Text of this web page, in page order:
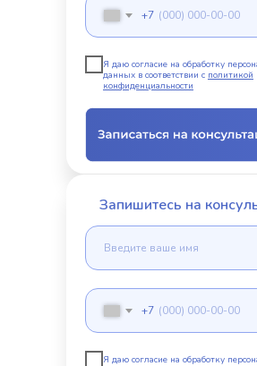
+7
Я даю согласие на обработку
данных в соответствии с политикой
конфиденциальности
Запишитесь на
+7
Я даю согласие на обработку